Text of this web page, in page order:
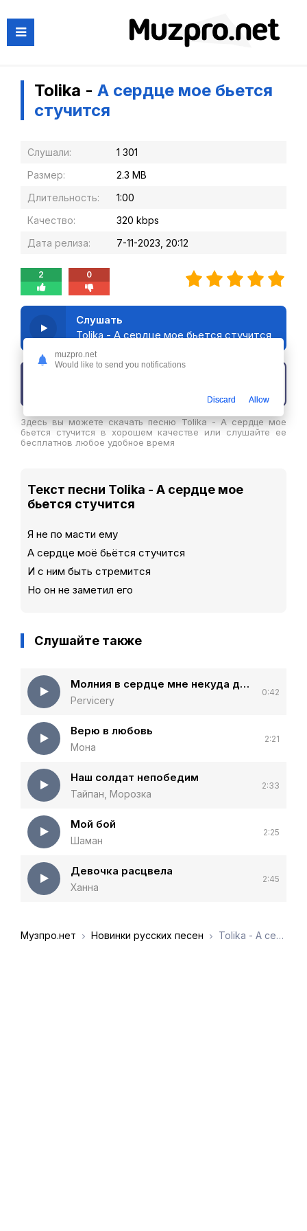
Tolika - А сердце мое бьется
стучится
Слушали:
1 301
Размер:
2.3 MB
Длительность:
1:00
Качество:
320 kbps
Дата релиза:
7-11-2023, 20:12
2 0
Слушать
Tolika - А сердце мое бьется стучится
Здесь вы можете скачать песню Tolika - А сердце мое
бьется стучится в хорошем качестве или слушайте ее
бесплатнов любое удобное время
Текст песни Tolika - А сердце мое
бьется стучится
Я не по масти ему
А сердце моё бьётся стучится
И с ним быть стремится
Но он не заметил его
Слушайте также
Молния в сердце мне некуда деться
Pervicery
0:42
Верю в любовь
Мона
2:21
Наш солдат непобедим
Тайпан, Морозка
2:33
Мой бой
Шаман
2:25
Девочка расцвела
Ханна
2:45
Музпро.нет Новинки русских песен Tolika - А сердце мое бьется стучится
muzpro.net
Would like to send you notifications
Discard Allow